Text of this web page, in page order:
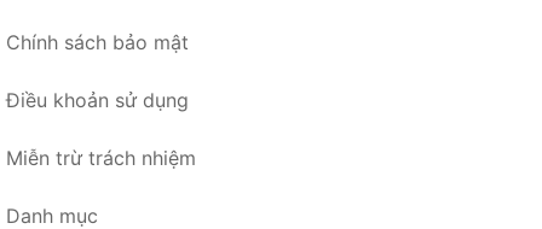
Chính sách bảo mật
Điều khoản sử dụng
Miễn trừ trách nhiệm
Danh mục